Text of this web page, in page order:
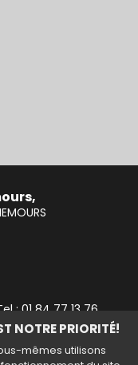
NOTRE PRIORITÉ!
mêmes utilisons
: 01 84 77 13 76